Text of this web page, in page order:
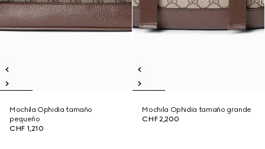
Mochila Ophidia tamaño
pequeño
CHF 1,210
Mochila Ophidia tamaño grande
CHF 2,200